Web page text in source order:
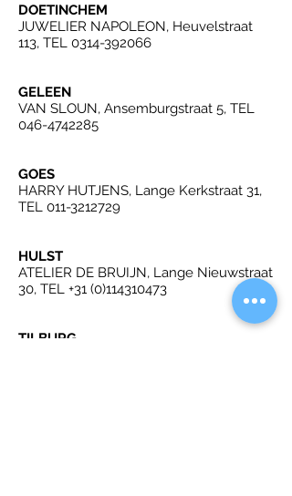
DOETINCHEM
JUWELIER NAPOLEON, Heuvelstraat
113, TEL 0314-392066
GELEEN
VAN SLOUN, Ansemburgstraat 5, TEL
046-4742285
GOES
HARRY HUTJENS, Lange Kerkstraat 31,
TEL 011-3212729
HULST
ATELIER DE BRUIJN, Lange Nieuwstraat
30, TEL +31 (0)114310473
TILBURG